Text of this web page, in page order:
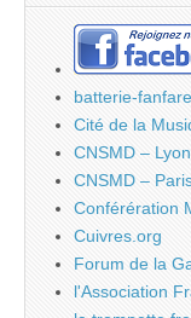
batterie-
Cité de la
CNSMD – Lyon
CNSMD –
Conférération
Cuivres.org
Forum de la
l'Association